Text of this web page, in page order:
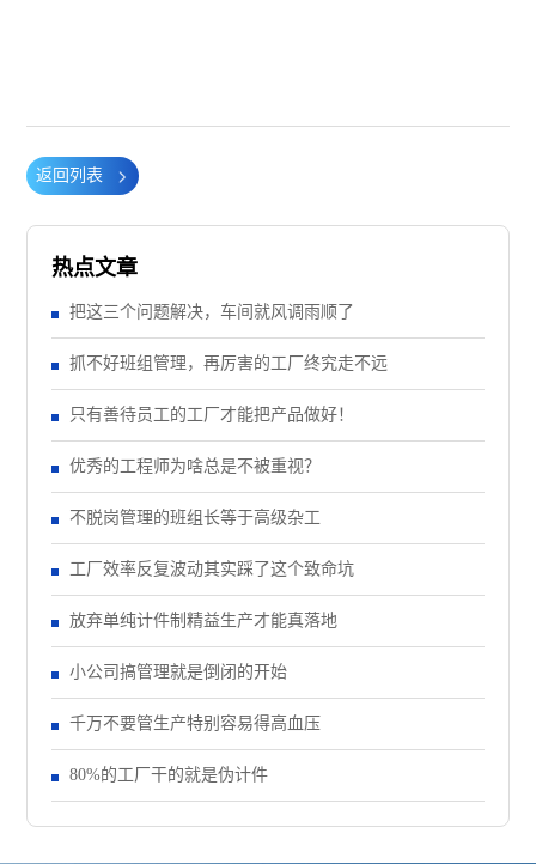
返回列表
热点文章
把这三个问题解决，车间就风调雨顺了
抓不好班组管理，再厉害的工厂终究走不远
只有善待员工的工厂才能把产品做好！
优秀的工程师为啥总是不被重视？
不脱岗管理的班组长等于高级杂工
工厂效率反复波动其实踩了这个致命坑
放弃单纯计件制精益生产才能真落地
小公司搞管理就是倒闭的开始
千万不要管生产特别容易得高血压
80%的工厂干的就是伪计件